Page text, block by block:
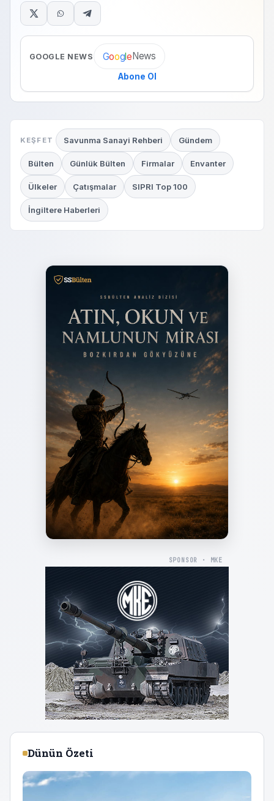
GOOGLE NEWS GoogleNews
Abone Ol
KEŞFET Savunma Sanayi Rehberi Gündem
Bülten Günlük Bülten Firmalar Envanter
Ülkeler Çatışmalar SIPRI Top 100
İngiltere Haberleri
SPONSOR · MKE
Dünün Özeti